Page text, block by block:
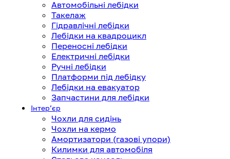
Автомобільні лебідки
Такелаж
Гідравлічні лебідки
Лебідки на квадроцикл
Переносні лебідки
Електричні лебідки
Ручні лебідки
Платформи під лебідку
Лебідки на евакуатор
Запчастини для лебідки
Інтерʼєр
Чохли для сидінь
Чохли на кермо
Амортизатори (газові упори)
Килимки для автомобіля